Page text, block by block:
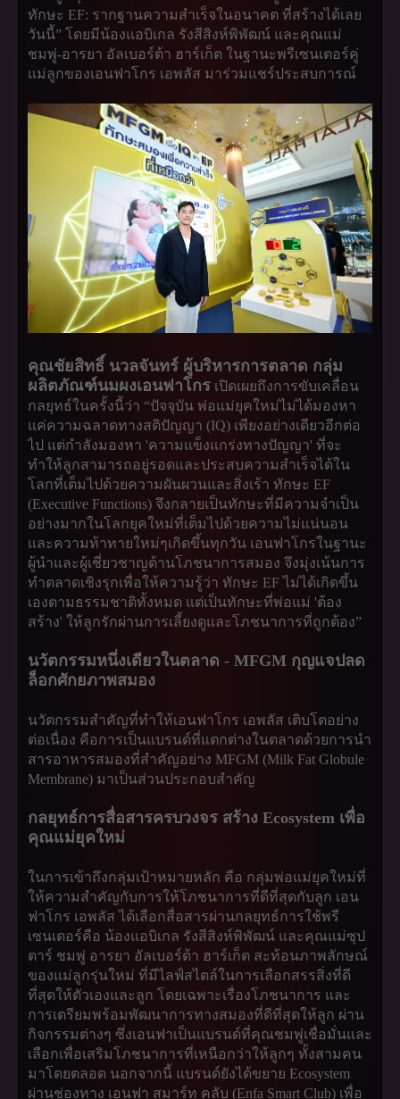
ทักษะ EF: รากฐานความสำเร็จในอนาคต ที่สร้างได้เลย
วันนี้” โดยมีน้องแอบิเกล รังสีสิงห์พิพัฒน์ และคุณแม่
ชมพู่-อารยา อัลเบอร์ต้า ฮาร์เก็ต ในฐานะพรีเซนเตอร์คู่
แม่ลูกของเอนฟาโกร เอพลัส มาร่วมแชร์ประสบการณ์
คุณชัยสิทธิ์ นวลจันทร์ ผู้บริหารการตลาด กลุ่ม
ผลิตภัณฑ์นมผงเอนฟาโกร เปิดเผยถึงการขับเคลื่อน
กลยุทธ์ในครั้งนี้ว่า “ปัจจุบัน พ่อแม่ยุคใหม่ไม่ได้มองหา
แค่ความฉลาดทางสติปัญญา (IQ) เพียงอย่างเดียวอีกต่อ
ไป แต่กำลังมองหา 'ความแข็งแกร่งทางปัญญา' ที่จะ
ทำให้ลูกสามารถอยู่รอดและประสบความสำเร็จได้ใน
โลกที่เต็มไปด้วยความผันผวนและสิ่งเร้า ทักษะ EF
(Executive Functions) จึงกลายเป็นทักษะที่มีความจำเป็น
อย่างมากในโลกยุคใหม่ที่เต็มไปด้วยความไม่แน่นอน
และความท้าทายใหม่ๆเกิดขึ้นทุกวัน เอนฟาโกรในฐานะ
ผู้นำและผู้เชี่ยวชาญด้านโภชนาการสมอง จึงมุ่งเน้นการ
ทำตลาดเชิงรุกเพื่อให้ความรู้ว่า ทักษะ EF ไม่ได้เกิดขึ้น
เองตามธรรมชาติทั้งหมด แต่เป็นทักษะที่พ่อแม่ 'ต้อง
สร้าง' ให้ลูกรักผ่านการเลี้ยงดูและโภชนาการที่ถูกต้อง”
นวัตกรรมหนึ่งเดียวในตลาด - MFGM กุญแจปลด
ล็อกศักยภาพสมอง
นวัตกรรมสำคัญที่ทำให้เอนฟาโกร เอพลัส เติบโตอย่าง
ต่อเนื่อง คือการเป็นแบรนด์ที่แตกต่างในตลาดด้วยการนำ
สารอาหารสมองที่สำคัญอย่าง MFGM (Milk Fat Globule
Membrane) มาเป็นส่วนประกอบสำคัญ
กลยุทธ์การสื่อสารครบวงจร สร้าง Ecosystem เพื่อ
คุณแม่ยุคใหม่
ในการเข้าถึงกลุ่มเป้าหมายหลัก คือ กลุ่มพ่อแม่ยุคใหม่ที่
ให้ความสำคัญกับการให้โภชนาการที่ดีที่สุดกับลูก เอน
ฟาโกร เอพลัส ได้เลือกสื่อสารผ่านกลยุทธ์การใช้พรี
เซนเตอร์คือ น้องแอบิเกล รังสีสิงห์พิพัฒน์ และคุณแม่ซุป
ตาร์ ชมพู่ อารยา อัลเบอร์ต้า ฮาร์เก็ต สะท้อนภาพลักษณ์
ของแม่ลูกรุ่นใหม่ ที่มีไลฟ์สไตล์ในการเลือกสรรสิ่งที่ดี
ที่สุดให้ตัวเองและลูก โดยเฉพาะเรื่องโภชนาการ และ
การเตรียมพร้อมพัฒนาการทางสมองที่ดีที่สุดให้ลูก ผ่าน
กิจกรรมต่างๆ ซึ่งเอนฟาเป็นแบรนด์ที่คุณชมพู่เชื่อมั่นและ
เลือกเพื่อเสริมโภชนาการที่เหนือกว่าให้ลูกๆ ทั้งสามคน
มาโดยตลอด นอกจากนี้ แบรนด์ยังได้ขยาย Ecosystem
ผ่านช่องทาง เอนฟา สมาร์ท คลับ (Enfa Smart Club) เพื่อ